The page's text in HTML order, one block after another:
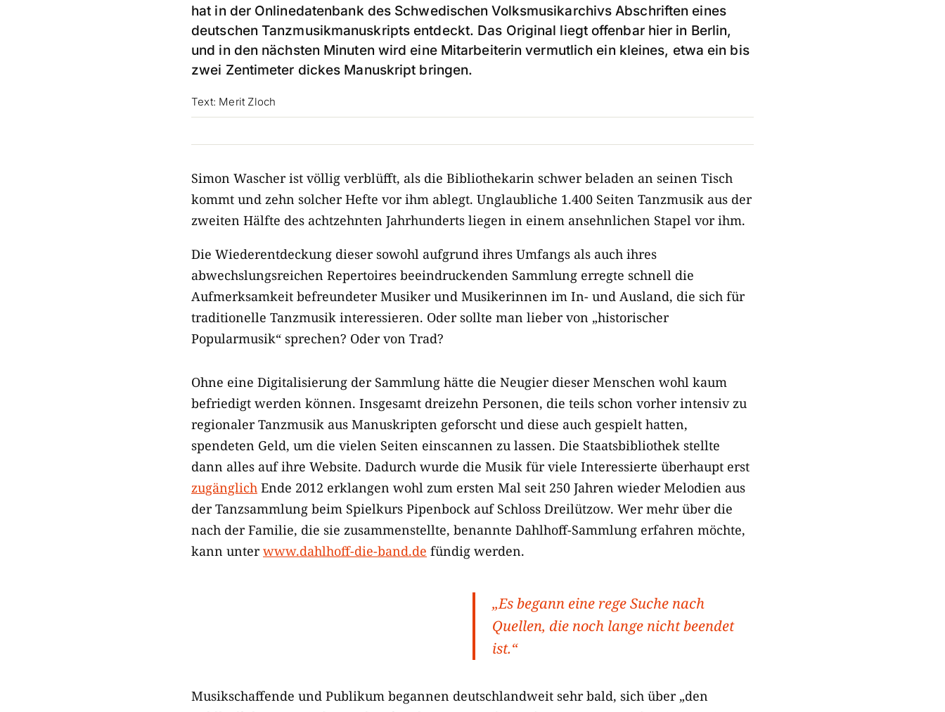
hat in der Onlinedatenbank des Schwedischen Volksmusikarchivs Abschriften eines
deutschen Tanzmusikmanuskripts entdeckt. Das Original liegt offenbar hier in Berlin,
und in den nächsten Minuten wird eine Mitarbeiterin vermutlich ein kleines, etwa ein bis
zwei Zentimeter dickes Manuskript bringen.
Text: Merit Zloch
Simon Wascher ist völlig verblüfft, als die Bibliothekarin schwer beladen an seinen Tisch
kommt und zehn solcher Hefte vor ihm ablegt. Unglaubliche 1.400 Seiten Tanzmusik aus der
zweiten Hälfte des achtzehnten Jahrhunderts liegen in einem ansehnlichen Stapel vor ihm.
Die Wiederentdeckung dieser sowohl aufgrund ihres Umfangs als auch ihres
abwechslungsreichen Repertoires beeindruckenden Sammlung erregte schnell die
Aufmerksamkeit befreundeter Musiker und Musikerinnen im In- und Ausland, die sich für
traditionelle Tanzmusik interessieren. Oder sollte man lieber von „historischer
Popularmusik“ sprechen? Oder von Trad?
Ohne eine Digitalisierung der Sammlung hätte die Neugier dieser Menschen wohl kaum
befriedigt werden können. Insgesamt dreizehn Personen, die teils schon vorher intensiv zu
regionaler Tanzmusik aus Manuskripten geforscht und diese auch gespielt hatten,
spendeten Geld, um die vielen Seiten einscannen zu lassen. Die Staatsbibliothek stellte
dann alles auf ihre Website. Dadurch wurde die Musik für viele Interessierte überhaupt erst
zugänglich Ende 2012 erklangen wohl zum ersten Mal seit 250 Jahren wieder Melodien aus
der Tanzsammlung beim Spielkurs Pipenbock auf Schloss Dreilützow. Wer mehr über die
nach der Familie, die sie zusammenstellte, benannte Dahlhoff-Sammlung erfahren möchte,
kann unterwww.dahlhoff-die-band.de fündig werden.
„Es begann eine rege Suche nach
Quellen, die noch lange nicht beendet
ist.“
Musikschaffende und Publikum begannen deutschlandweit sehr bald, sich über „den